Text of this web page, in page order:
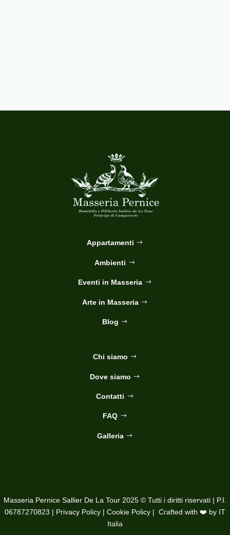
Appartamenti
Ambienti
Eventi in Masseria
Arte in Masseria
Blog
Chi siamo
Dove siamo
Contatti
FAQ
Galleria
Masseria Pernice Sallier De La Tour 2025 © Tutti i diritti riservati | P.I.
06787270823 | Privacy Policy | Cookie Policy | Crafted with ❤️ by IT
Italia